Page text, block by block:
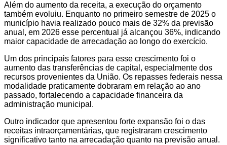
Além do aumento da receita, a execução do orçamento
também evoluiu. Enquanto no primeiro semestre de 2025 o
município havia realizado pouco mais de 32% da previsão
anual, em 2026 esse percentual já alcançou 36%, indicando
maior capacidade de arrecadação ao longo do exercício.
Um dos principais fatores para esse crescimento foi o
aumento das transferências de capital, especialmente dos
recursos provenientes da União. Os repasses federais nessa
modalidade praticamente dobraram em relação ao ano
passado, fortalecendo a capacidade financeira da
administração municipal.
Outro indicador que apresentou forte expansão foi o das
receitas intraorçamentárias, que registraram crescimento
significativo tanto na arrecadação quanto na previsão anual.